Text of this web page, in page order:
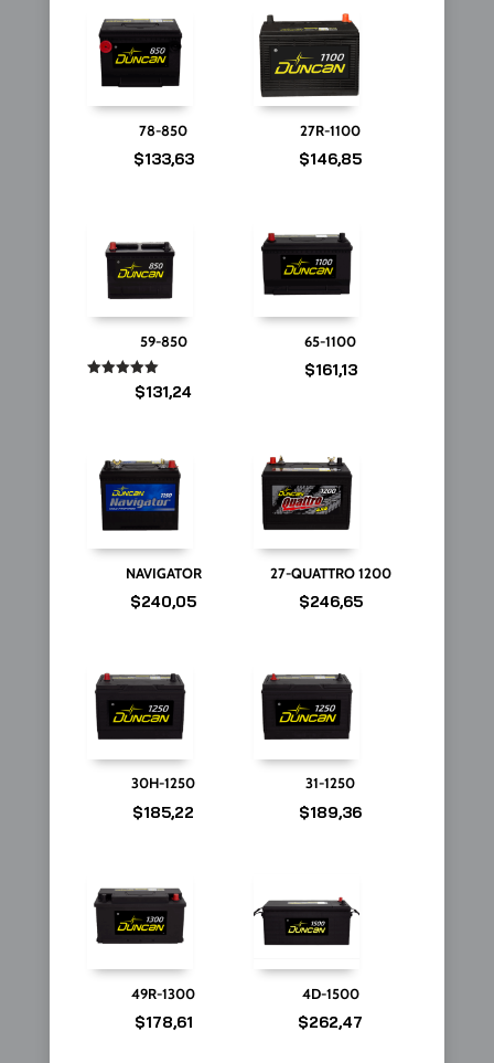
78-850
$133,63
27R-1100
$146,85
59-850
Valorado
$131,24
65-1100
$161,13
NAVIGATOR
$240,05
27-QUATTRO 1200
$246,65
30H-1250
$185,22
31-1250
$189,36
49R-1300
$178,61
4D-1500
$262,47